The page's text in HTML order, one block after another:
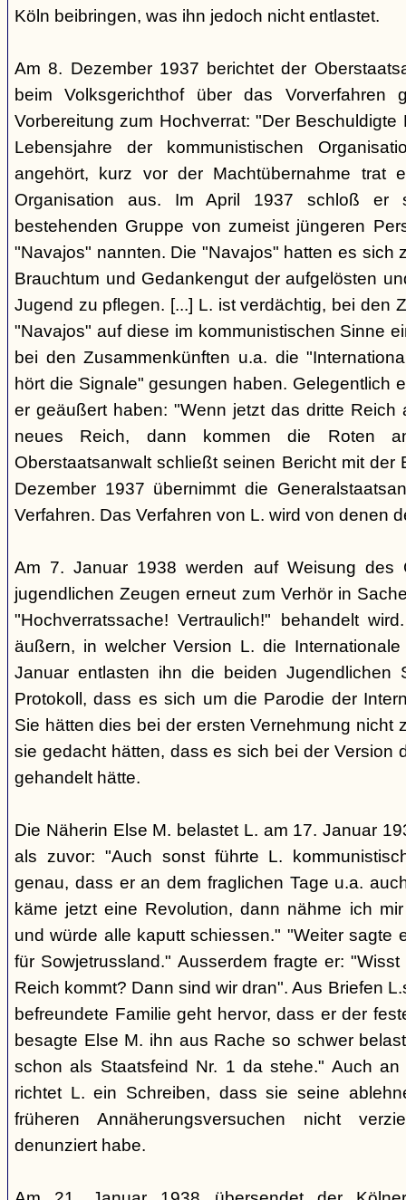
Köln beibringen, was ihn jedoch nicht entlastet.
Am 8. Dezember 1937 berichtet der
beim Volksgerichthof über das Vorverfahren
Vorbereitung zum Hochverrat: "Der
Lebensjahre der kommunistischen
angehört, kurz vor der Machtübernahme trat
Organisation aus. Im April 1937 schloß
bestehenden Gruppe von zumeist jüngeren
"Navajos" nannten. Die "Navajos" hatten es sich
Brauchtum und Gedankengut der aufgelösten
Jugend zu pflegen. [...] L. ist verdächtig, bei den
"Navajos" auf diese im kommunistischen Sinne
bei den Zusammenkünften u.a. die
hört die Signale" gesungen haben. Gelegentlich
er geäußert haben: "Wenn jetzt das dritte Reich
neues Reich, dann kommen die Roten
Oberstaatsanwalt schließt seinen Bericht mit der
Dezember 1937 übernimmt die
Verfahren. Das Verfahren von L. wird von denen
Am 7. Januar 1938 werden auf Weisung des
jugendlichen Zeugen erneut zum Verhör in
"Hochverratssache! Vertraulich!" behandelt
äußern, in welcher Version L. die
Januar entlasten ihn die beiden
Protokoll, dass es sich um die Parodie der
Sie hätten dies bei der ersten Vernehmung nicht
sie gedacht hätten, dass es sich bei der Version
gehandelt hätte.
Die Näherin Else M. belastet L. am 17. Januar
als zuvor: "Auch sonst führte L.
genau, dass er an dem fraglichen Tage u.a.
käme jetzt eine Revolution, dann nähme ich
und würde alle kaputt schiessen." "Weiter sagte
für Sowjetrussland." Ausserdem fragte er:
Reich kommt? Dann sind wir dran". Aus Briefen
befreundete Familie geht hervor, dass er der
besagte Else M. ihn aus Rache so schwer
schon als Staatsfeind Nr. 1 da stehe." Auch an
richtet L. ein Schreiben, dass sie seine
früheren Annäherungsversuchen nicht
denunziert habe.